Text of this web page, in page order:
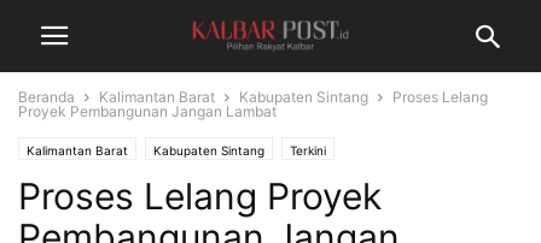
Beranda Kalimantan Barat Kabupaten Sintang
Proses Lelang
Proyek Pembangunan Jangan Lambat
Kalimantan Barat Kabupaten Sintang Terkini
Proses Lelang Proyek